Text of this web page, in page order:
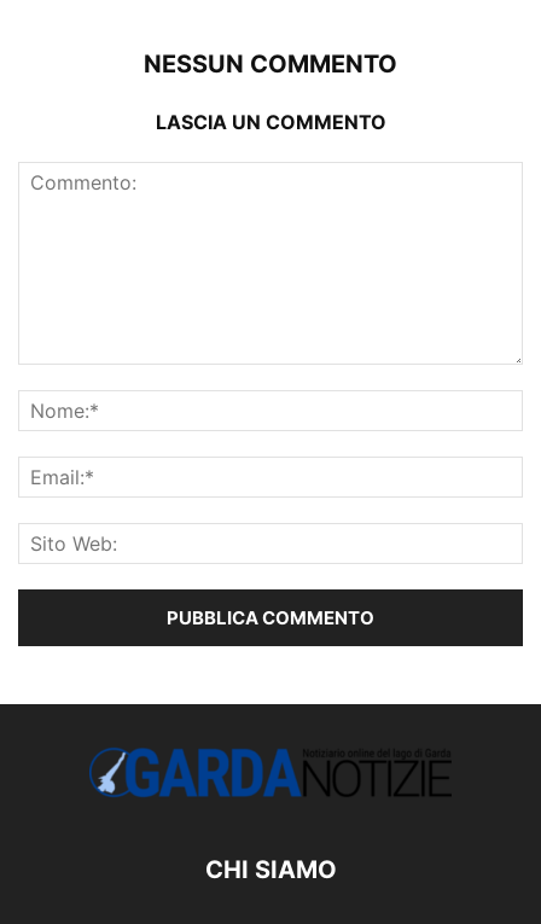
NESSUN COMMENTO
LASCIA UN COMMENTO
CHI SIAMO